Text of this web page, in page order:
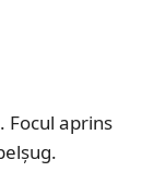
Focul aprins